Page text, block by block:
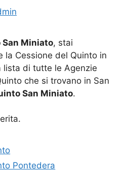
San Miniato, stai
la Cessione del Quinto in
lista di tutte le Agenzie
che si trovano in San
San Miniato.
Pontedera